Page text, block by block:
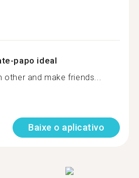
papo ideal
other and make friends...
Baixe o aplicativo